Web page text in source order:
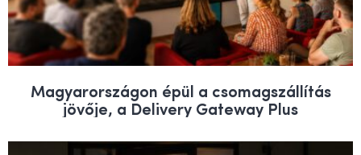
Magyarországon épül a csomagszállítás
jövője, a Delivery Gateway Plus